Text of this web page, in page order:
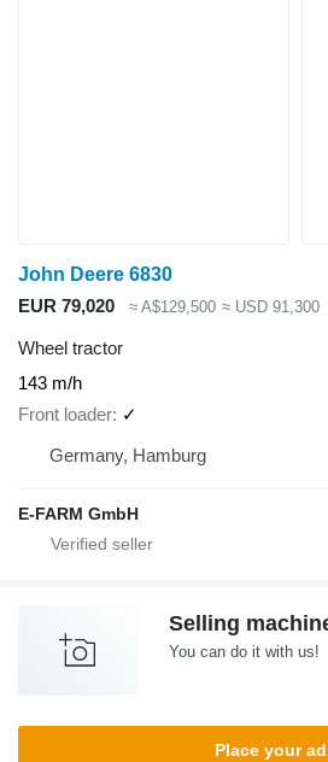
John Deere 6830
EUR 79,020
≈ A$129,500 ≈ USD 91,300
Wheel tractor
143 m/h
Front loader ✓
Germany, Hamburg
E-FARM GmbH
Selling
You can do it with us!
Place your ad